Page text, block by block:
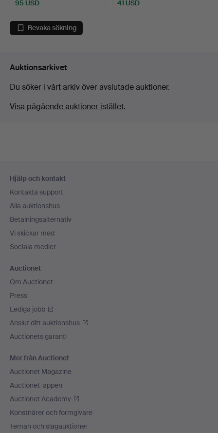
95 USD 41 USD
Bevaka sökning
Auktionsarkivet
Du söker i vårt arkiv över avslutade auktioner.
Visa pågående auktioner istället.
Hjälp och kontakt
Kontakta support
Alla auktionshus
Betalningsalternativ
Vi skickar med
Sociala medier
Auctionet
Om Auctionet
Press
Lediga jobb
Anslut ditt auktionshus
Auctionets garanti
Mer från Auctionet
Auctionet Magazine
Auctionet-appen
Auctionet Academy
Konstnärer och formgivare
Teman och slagauktioner